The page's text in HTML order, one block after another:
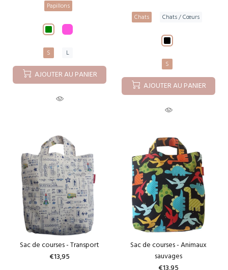
Papillons
S L
AJOUTER AU PANIER
Chats Chats / Cœurs
S
AJOUTER AU PANIER
Sac de courses - Transport
€13,95
Sac de courses - Animaux
sauvages